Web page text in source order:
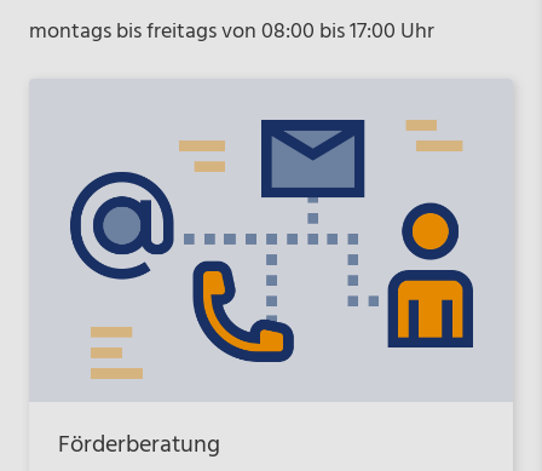
montags bis freitags von 08:00 bis 17:00 Uhr
Förderberatung